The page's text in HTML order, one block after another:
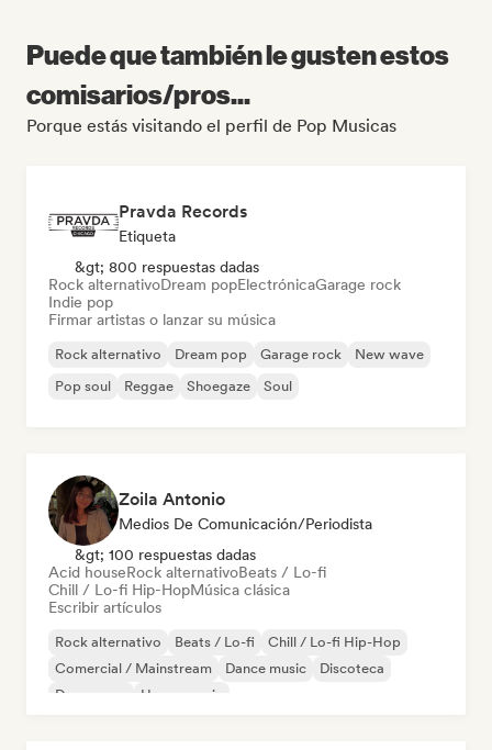
Puede que también le gusten estos
comisarios/pros...
Porque estás visitando el perfil de Pop Musicas
Pravda Records
Etiqueta
&gt; 800 respuestas dadas
Rock alternativoDream popElectrónicaGarage rock
Indie pop
Firmar artistas o lanzar su música
Rock alternativo Dream pop Garage rock
New wave
Pop soul
Reggae Shoegaze Soul
Zoila Antonio
Medios De Comunicación/Periodista
&gt; 100 respuestas dadas
Acid houseRock alternativoBeats / Lo-fi
Chill / Lo-fi Hip-HopMúsica clásica
Escribir artículos
Rock alternativo Beats / Lo-fi
Chill / Lo-fi Hip-Hop
Comercial / Mainstream
Dance music
Discoteca
Dream pop
House music